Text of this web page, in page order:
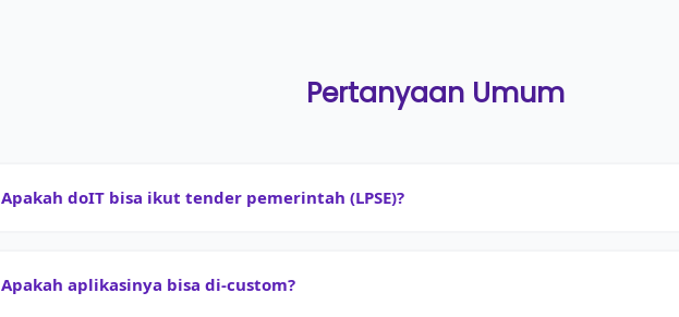
Pertanyaan Umum
Apakah doIT bisa ikut tender pemerintah (LPSE)?
Apakah aplikasinya bisa di-custom?